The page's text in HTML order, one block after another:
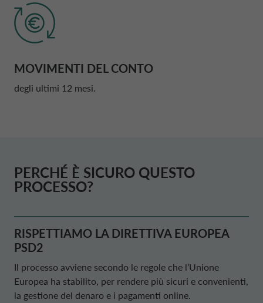
MOVIMENTI DEL CONTO
degli ultimi 12 mesi.
PERCHÉ È SICURO QUESTO
PROCESSO?
RISPETTIAMO LA DIRETTIVA EUROPEA
PSD2
Il processo avviene secondo le regole che l’Unione
Europea ha stabilito, per rendere più sicuri e convenienti,
la gestione del denaro e i pagamenti online.